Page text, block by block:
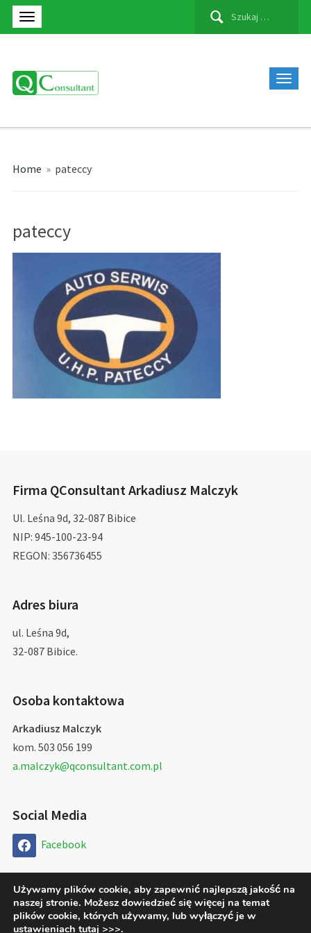
Szukaj:
Home » pateccy
pateccy
Firma QConsultant Arkadiusz Malczyk
Ul. Leśna 9d, 32-087 Bibice
NIP: 945-100-23-94
REGON: 356736455
Adres biura
ul. Leśna 9d,
32-087 Bibice.
Osoba kontaktowa
Arkadiusz Malczyk
kom. 503 056 199
a.malczyk@qconsultant.com.pl
Social Media
Facebook
Copyright © 2026 QConsultant Arkadiusz Malczyk
Używamy plików cookie, aby zapewnić najlepszą jakość na
naszej stronie. Możesz dowiedzieć się więcej na temat
plików cookie, których używamy, lub wyłączyć je w
ustawieniach tutaj >>>.